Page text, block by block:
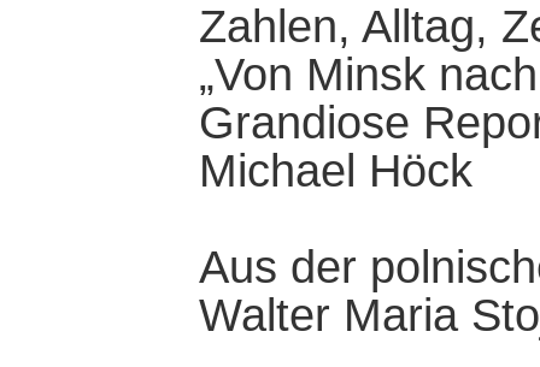
Zahlen, Alltag,
„Von Minsk
Grandiose
Michael Höck
Aus der
Walter Maria